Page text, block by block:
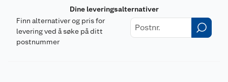
Dine leveringsalternativer
Finn alternativer og pris for
levering ved å søke på ditt
postnummer